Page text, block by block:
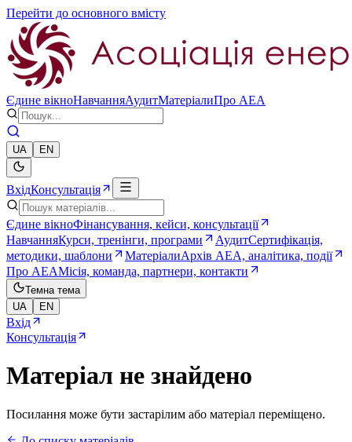
Перейти до основного вмісту
Єдине вікноНавчанняАудитМатеріалиПро AEA
UA EN
ВхідКонсультація
Єдине вікноФінансування, кейси, консультації
НавчанняКурси, тренінги, програми АудитСертифікація,
методики, шаблони
МатеріалиАрхів AEA, аналітика, події
Про AEAМісія, команда, партнери, контакти
Темна тема
UA
EN
Вхід
Консультація
Матеріал не знайдено
Посилання може бути застарілим або матеріал переміщено.